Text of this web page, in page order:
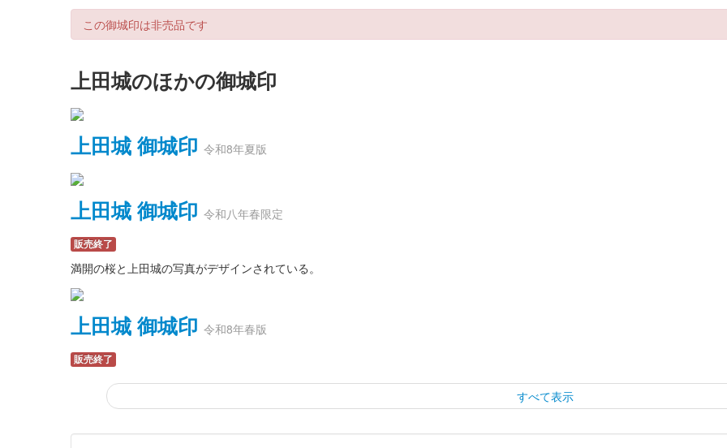
この御城印は非売品です
上田城のほかの御城印
上田城 御城印 令和8年夏版
上田城 御城印 令和八年春限定
販売終了
満開の桜と上田城の写真がデザインされている。
上田城 御城印 令和8年春版
販売終了
すべて表示